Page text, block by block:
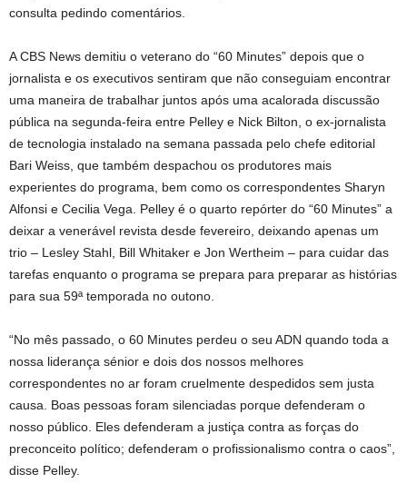
consulta pedindo comentários.
A CBS News demitiu o veterano do “60 Minutes” depois que o
jornalista e os executivos sentiram que não conseguiam encontrar
uma maneira de trabalhar juntos após uma acalorada discussão
pública na segunda-feira entre Pelley e Nick Bilton, o ex-jornalista
de tecnologia instalado na semana passada pelo chefe editorial
Bari Weiss, que também despachou os produtores mais
experientes do programa, bem como os correspondentes Sharyn
Alfonsi e Cecilia Vega. Pelley é o quarto repórter do “60 Minutes” a
deixar a venerável revista desde fevereiro, deixando apenas um
trio – Lesley Stahl, Bill Whitaker e Jon Wertheim – para cuidar das
tarefas enquanto o programa se prepara para preparar as histórias
para sua 59ª temporada no outono.
“No mês passado, o 60 Minutes perdeu o seu ADN quando toda a
nossa liderança sénior e dois dos nossos melhores
correspondentes no ar foram cruelmente despedidos sem justa
causa. Boas pessoas foram silenciadas porque defenderam o
nosso público. Eles defenderam a justiça contra as forças do
preconceito político; defenderam o profissionalismo contra o caos”,
disse Pelley.